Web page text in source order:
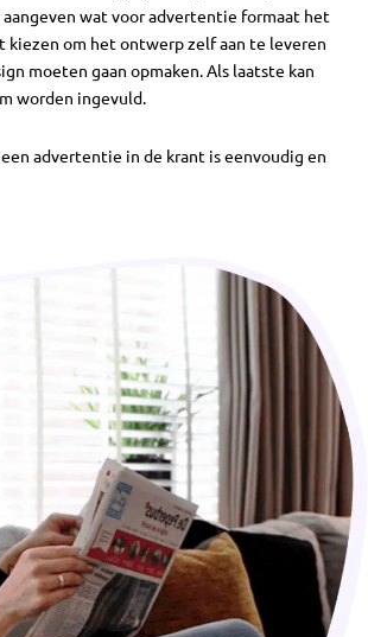
aangeven wat voor advertentie formaat het
kiezen om het ontwerp zelf aan te leveren
moeten gaan opmaken. Als laatste kan
worden ingevuld.
advertentie in de krant is eenvoudig en